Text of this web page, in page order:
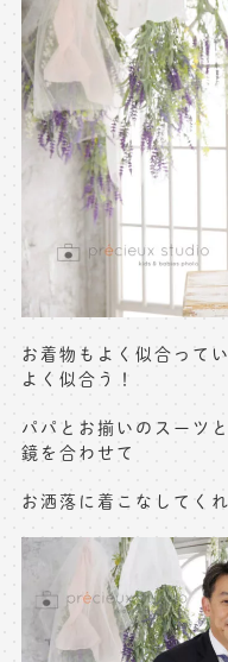
お着物もよく似合って
よく似合う！
パパとお揃いのスーツ
鏡を合わせて
お洒落に着こなしてく